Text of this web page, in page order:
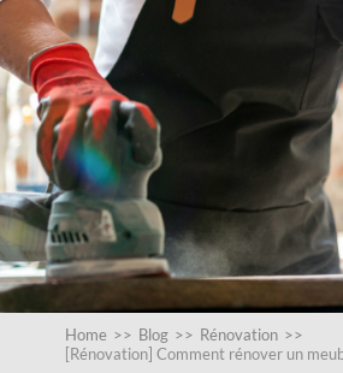
Home >> Blog >> Rénovation >>
[Rénovation] Comment rénover un